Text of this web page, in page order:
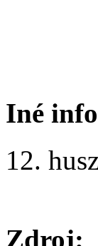
Iné
12.
Zdroj: